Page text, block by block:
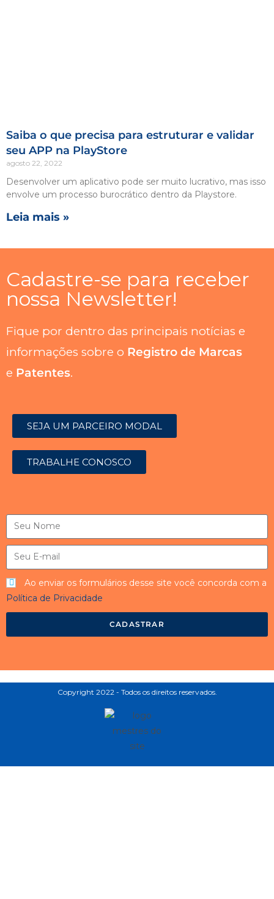
Saiba o que precisa para estruturar e validar
seu APP na PlayStore
agosto 22, 2022
Desenvolver um aplicativo pode ser muito lucrativo, mas isso
envolve um processo burocrático dentro da Playstore.
Leia mais »
Cadastre-se para receber
nossa Newsletter!
Fique por dentro das principais notícias e
informações sobre o Registro de Marcas
e Patentes.
SEJA UM PARCEIRO MODAL
TRABALHE CONOSCO
Ao enviar os formulários desse site você concorda com a
Política de Privacidade
CADASTRAR
Copyright 2022 - Todos os direitos reservados.